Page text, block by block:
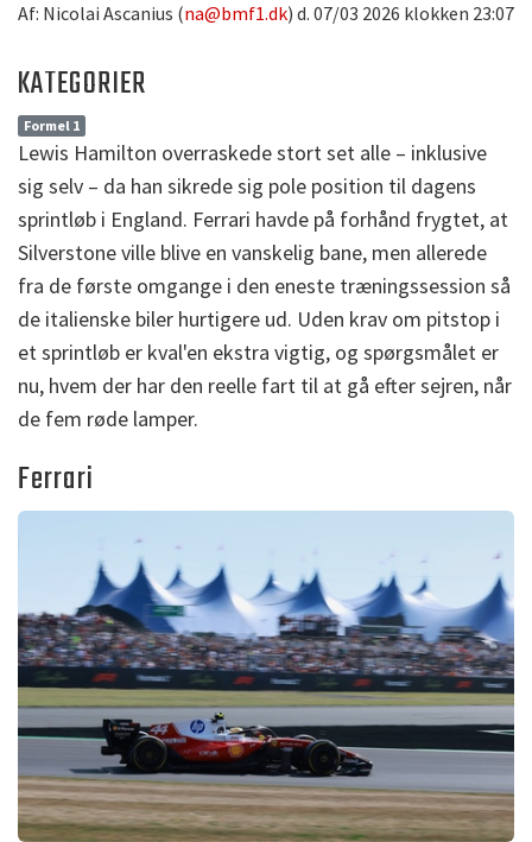
Af: Nicolai Ascanius (na@bmf1.dk) d. 07/03 2026 klokken 23:07
KATEGORIER
Formel 1
Lewis Hamilton overraskede stort set alle – inklusive
sig selv – da han sikrede sig pole position til dagens
sprintløb i England. Ferrari havde på forhånd frygtet, at
Silverstone ville blive en vanskelig bane, men allerede
fra de første omgange i den eneste træningssession så
de italienske biler hurtigere ud. Uden krav om pitstop i
et sprintløb er kval'en ekstra vigtig, og spørgsmålet er
nu, hvem der har den reelle fart til at gå efter sejren, når
de fem røde lamper.
Ferrari